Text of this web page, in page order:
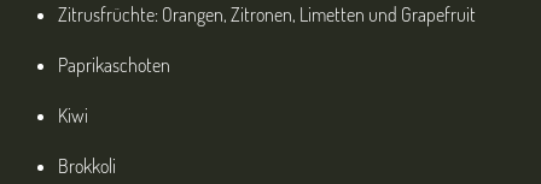
Zitrusfrüchte: Orangen, Zitronen, Limetten und Grapefruit
Paprikaschoten
Kiwi
Brokkoli